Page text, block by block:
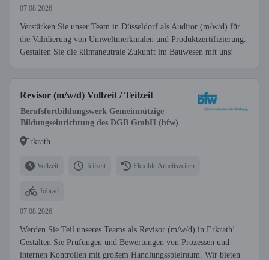
07.08.2026
Verstärken Sie unser Team in Düsseldorf als Auditor (m/w/d) für
die Validierung von Umweltmerkmalen und Produktzertifizierung.
Gestalten Sie die klimaneutrale Zukunft im Bauwesen mit uns!
Revisor (m/w/d) Vollzeit / Teilzeit
Berufsfortbildungswerk Gemeinnützige
Bildungseinrichtung des DGB GmbH (bfw)
Erkrath
Vollzeit Teilzeit Flexible Arbeitszeiten
Jobrad
07.08.2026
Werden Sie Teil unseres Teams als Revisor (m/w/d) in Erkrath!
Gestalten Sie Prüfungen und Bewertungen von Prozessen und
internen Kontrollen mit großem Handlungsspielraum. Wir bieten